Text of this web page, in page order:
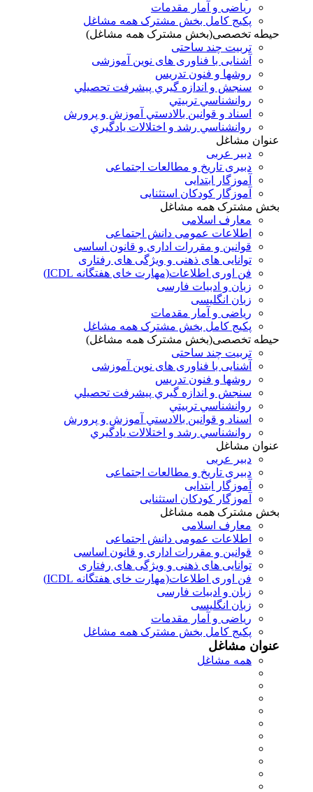
ریاضی و آمار مقدمات
پکیج کامل بخش مشترک همه مشاغل
حیطه تخصصی(بخش مشترک همه مشاغل)
تربیت چند ساحتی
آشنایی با فناوری های نوین آموزشی
روشها و فنون تدريس
سنجش و اندازه گيري پيشرفت تحصيلي
روانشناسي تربيتي
اسناد و قوانين بالادستي آموزش و پرورش
روانشناسي رشد و اختلالات يادگيري
عنوان مشاغل
دبير عربی
دبیری تاریخ و مطالعات اجتماعی
آموزگار ابتدایی
آموزگار کودکان استثنایی
بخش مشترک همه مشاغل
معارف اسلامی
اطلاعات عمومی دانش اجتماعی
قوانین و مقررات اداری و قانون اساسی
توانایی های ذهنی و ویژگی های رفتاری
فن اوری اطلاعات(مهارت خای هفتگانه ICDL)
زبان و ادبیات فارسی
زبان انگلیسی
ریاضی و آمار مقدمات
پکیج کامل بخش مشترک همه مشاغل
حیطه تخصصی(بخش مشترک همه مشاغل)
تربیت چند ساحتی
آشنایی با فناوری های نوین آموزشی
روشها و فنون تدريس
سنجش و اندازه گيري پيشرفت تحصيلي
روانشناسي تربيتي
اسناد و قوانين بالادستي آموزش و پرورش
روانشناسي رشد و اختلالات يادگيري
عنوان مشاغل
دبير عربی
دبیری تاریخ و مطالعات اجتماعی
آموزگار ابتدایی
آموزگار کودکان استثنایی
بخش مشترک همه مشاغل
معارف اسلامی
اطلاعات عمومی دانش اجتماعی
قوانین و مقررات اداری و قانون اساسی
توانایی های ذهنی و ویژگی های رفتاری
فن اوری اطلاعات(مهارت خای هفتگانه ICDL)
زبان و ادبیات فارسی
زبان انگلیسی
ریاضی و آمار مقدمات
پکیج کامل بخش مشترک همه مشاغل
عنوان مشاغل
همه مشاغل